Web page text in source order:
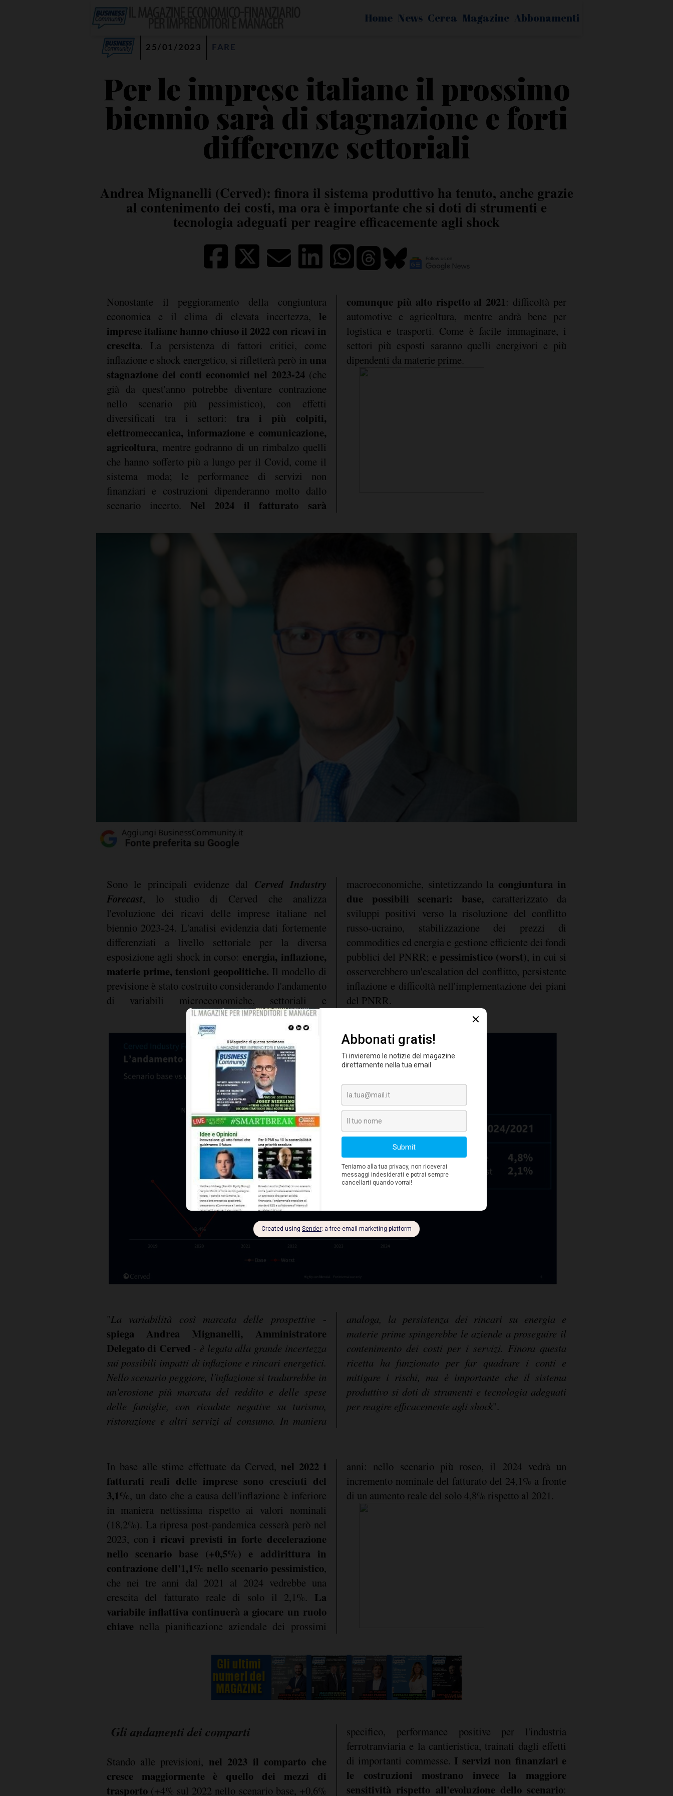
Home News Cerca Magazine Abbonamenti
25/01/2023 FARE
Per le imprese italiane il prossimo
biennio sarà di stagnazione e forti
differenze settoriali
Andrea Mignanelli (Cerved): finora il sistema produttivo ha tenuto, anche grazie
al contenimento dei costi, ma ora è importante che si doti di strumenti e
tecnologia adeguati per reagire efficacemente agli shock
Nonostante il peggioramento della congiuntura
economica e il clima di elevata incertezza, le
imprese italiane hanno chiuso il 2022 con ricavi in
crescita. La persistenza di fattori critici, come
inflazione e shock energetico, si rifletterà però in una
stagnazione dei conti economici nel 2023-24 (che
già da quest'anno potrebbe diventare contrazione
nello scenario più pessimistico), con effetti
diversificati tra i settori: tra i più colpiti,
elettromeccanica, informazione e comunicazione,
agricoltura, mentre godranno di un rimbalzo quelli
che hanno sofferto più a lungo per il Covid, come il
sistema moda; le performance di servizi non
finanziari e costruzioni dipenderanno molto dallo
scenario incerto. Nel 2024 il fatturato sarà
comunque più alto rispetto al 2021: difficoltà per
automotive e agricoltura, mentre andrà bene per
logistica e trasporti. Come è facile immaginare, i
settori più esposti saranno quelli energivori e più
dipendenti da materie prime.
Sono le principali evidenze dal Cerved Industry
Forecast, lo studio di Cerved che analizza
l'evoluzione dei ricavi delle imprese italiane nel
biennio 2023-24. L'analisi evidenzia dati fortemente
differenziati a livello settoriale per la diversa
esposizione agli shock in corso: energia, inflazione,
materie prime, tensioni geopolitiche. Il modello di
previsione è stato costruito considerando l'andamento
di variabili microeconomiche, settoriali e
macroeconomiche, sintetizzando la congiuntura in
due possibili scenari: base, caratterizzato da
sviluppi positivi verso la risoluzione del conflitto
russo-ucraino, stabilizzazione dei prezzi di
commodities ed energia e gestione efficiente dei fondi
pubblici del PNRR; e pessimistico (worst), in cui si
osserverebbero un'escalation del conflitto, persistente
inflazione e difficoltà nell'implementazione dei piani
del PNRR.
"La variabilità così marcata delle prospettive -
spiega Andrea Mignanelli, Amministratore
Delegato di Cerved - è legata alla grande incertezza
sui possibili impatti di inflazione e rincari energetici.
Nello scenario peggiore, l'inflazione si tradurrebbe in
un'erosione più marcata del reddito e delle spese
delle famiglie, con ricadute negative su turismo,
ristorazione e altri servizi al consumo. In maniera
analoga, la persistenza dei rincari su energia e
materie prime spingerebbe le aziende a proseguire il
contenimento dei costi per i servizi. Finora questa
ricetta ha funzionato per far quadrare i conti e
mitigare i rischi, ma è importante che il sistema
produttivo si doti di strumenti e tecnologia adeguati
per reagire efficacemente agli shock".
In base alle stime effettuate da Cerved, nel 2022 i
fatturati reali delle imprese sono cresciuti del
3,1%, un dato che a causa dell'inflazione è inferiore
in maniera nettissima rispetto ai valori nominali
(18,2%). La ripresa post-pandemica cesserà però nel
2023, con i ricavi previsti in forte decelerazione
nello scenario base (+0,5%) e addirittura in
contrazione dell'1,1% nello scenario pessimistico,
che nei tre anni dal 2021 al 2024 vedrebbe una
crescita del fatturato reale di solo il 2,1%. La
variabile inflattiva continuerà a giocare un ruolo
chiave nella pianificazione aziendale dei prossimi
anni: nello scenario più roseo, il 2024 vedrà un
incremento nominale del fatturato del 24,1% a fronte
di un aumento reale del solo 4,8% rispetto al 2021.
Gli andamenti dei comparti
Stando alle previsioni, nel 2023 il comparto che
cresce maggiormente è quello dei mezzi di
trasporto(+4% sul 2022 nello scenario base, +0,6%
specifico, performance positive per l'industria
ferrotranviaria e la cantieristica, trainati dagli effetti
di importanti commesse. I servizi non finanziari e
le costruzioni mostrano invece la maggiore
sensitività rispetto all'evoluzione dello scenario: